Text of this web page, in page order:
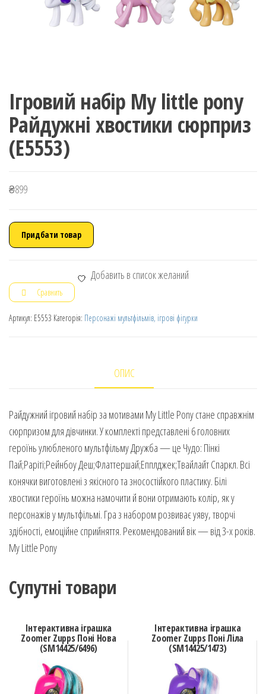
Ігровий набір My little pony
Райдужні хвостики сюрприз
(E5553)
₴899
Придбати товар
Добавить в список желаний
Сравнить
Артикул: E5553 Категорія: Персонажі мультфільмів, ігрові фігурки
ОПИС
Райдужний ігровий набір за мотивами My Little Pony стане справжнім
сюрпризом для дівчинки. У комплекті представлені 6 головних
героїнь улюбленого мультфільму Дружба — це Чудо: Пінкі
Пай;Раріті;Рейнбоу Деш;Флаттершай;Епплджек;Твайлайт Спаркл. Всі
конячки виготовлені з якісного та зносостійкого пластику. Білі
хвостики героїнь можна намочити й вони отримають колір, як у
персонажів у мультфільмі. Гра з набором розвиває уяву, творчі
здібності, емоційне сприйняття. Рекомендований вік — від 3-х років.
My Little Pony
Супутні товари
Інтерактивна іграшка
Zoomer Zupps Поні Нова
(SM14425/6496)
Інтерактивна іграшка
Zoomer Zupps Поні Ліла
(SM14425/1473)